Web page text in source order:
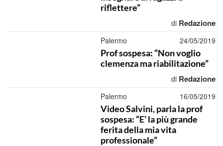
riflettere”
di Redazione
Palermo 24/05/2019
Prof sospesa: “Non voglio
clemenza ma riabilitazione”
di Redazione
Palermo 16/05/2019
Video Salvini, parla la prof
sospesa: “E’ la più grande
ferita della mia vita
professionale”